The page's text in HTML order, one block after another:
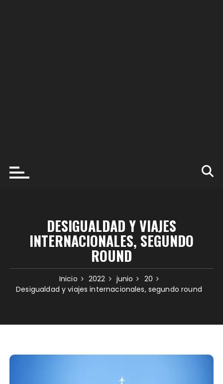
DESIGUALDAD Y VIAJES
INTERNACIONALES, SEGUNDO
ROUND
Inicio 2022 junio
20
Desigualdad y viajes internacionales, segundo round